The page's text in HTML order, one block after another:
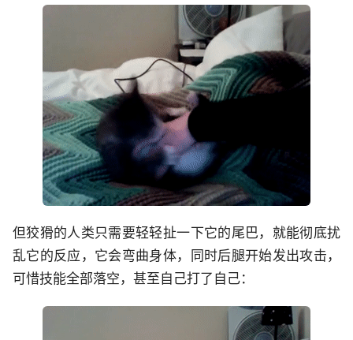
但狡猾的人类只需要轻轻扯一下它的尾巴，就能彻底扰
乱它的反应，它会弯曲身体，同时后腿开始发出攻击，
可惜技能全部落空，甚至自己打了自己：